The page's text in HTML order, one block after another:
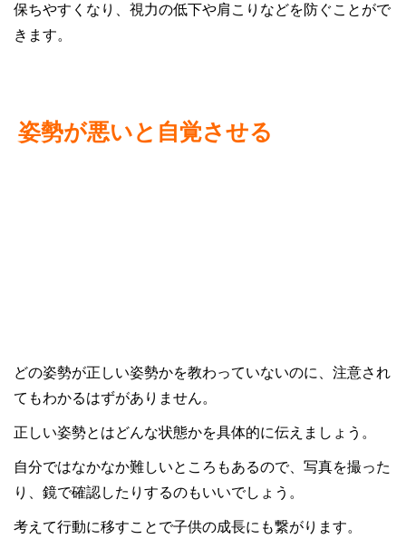
保ちやすくなり、視力の低下や肩こりなどを防ぐことがで
きます。
姿勢が悪いと自覚させる
どの姿勢が正しい姿勢かを教わっていないのに、注意され
てもわかるはずがありません。
正しい姿勢とはどんな状態かを具体的に伝えましょう。
自分ではなかなか難しいところもあるので、写真を撮った
り、鏡で確認したりするのもいいでしょう。
考えて行動に移すことで子供の成長にも繋がります。